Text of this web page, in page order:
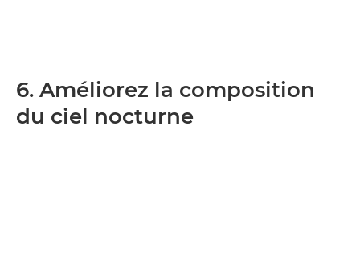
6. Améliorez la composition
du ciel nocturne